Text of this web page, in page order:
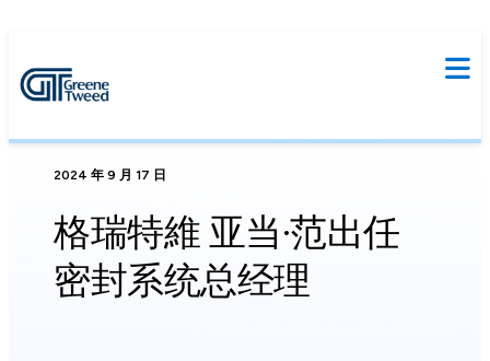
2024 年 9 月 17 日
格瑞特維 亚当·范出任
密封系统总经理